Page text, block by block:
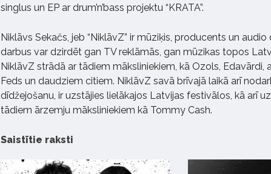
singlus un EP ar drum’n’bass projektu “KRATA”.
Niklāvs Sekačs, jeb “NiklāvZ” ir mūziķis, producents un audio
darbus var dzirdēt gan TV reklāmās, gan mūzikas topos
NiklāvZ strādā ar tādiem māksliniekiem, kā Ozols, Edavārdi,
Feds un daudziem citiem. NiklāvZ savā brīvajā laikā arī
dīdžejošanu, ir uzstājies lielākajos Latvijas festivālos, kā arī
tādiem ārzemju māksliniekiem kā Tommy Cash.
Saistītie raksti